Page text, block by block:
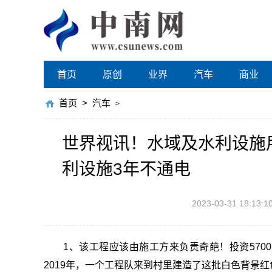
首页 原创 业界 汽车 商业
首页 > 汽车 >
世界视讯！水域及水利设
利设施3年不通电
2023-03-31
1、该工程应该由施工方来负责奇葩！投资
2019年，一个工程队来到村里建造了这批白色背景